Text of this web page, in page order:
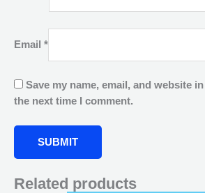
Email *
Save my name, email, and website
the next time I comment.
Related products